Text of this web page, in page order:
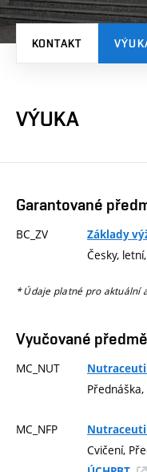
KONTAKT
VÝUKA
Garantované
BC_ZV Základy
Česky, letní,
* Údaje platné pro aktuální
Vyučované
MC_NUT
Přednáška,
MC_NFP
Cvičení,